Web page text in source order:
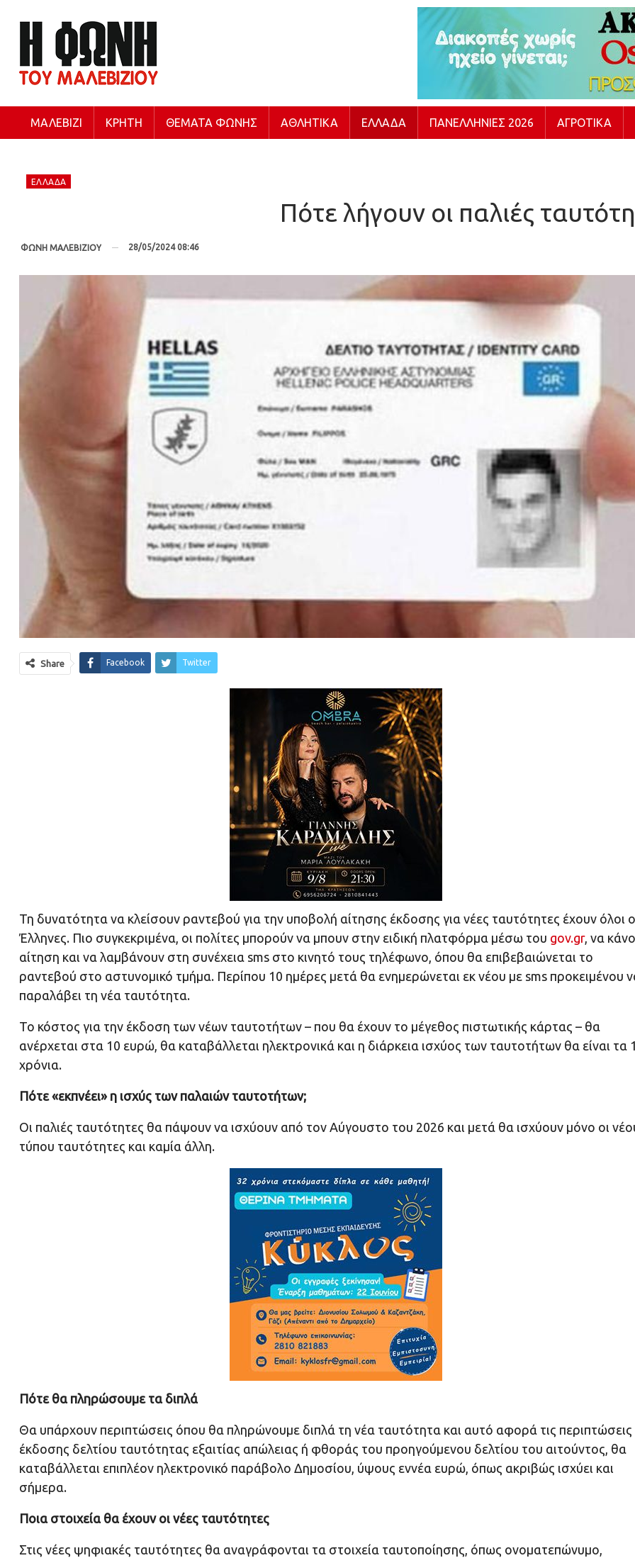
ΜΑΛΕΒΊΖΙ ΚΡΉΤΗ ΘΈΜΑΤΑ ΦΩΝΉΣ ΑΘΛΗΤΙΚΆ ΕΛΛΆΔΑ ΠΑΝΕΛΛΉΝΙΕΣ 2026 ΑΓΡΟΤΙΚΆ
ΕΛΛΆΔΑ
Πότε λήγουν οι παλιές
ΦΩΝΗ ΜΑΛΕΒΙΖΙΟΥ 28/05/2024 08:46
Share Facebook Twitter
Τη δυνατότητα να κλείσουν ραντεβού για την υποβολή αίτησης έκδοσης για νέες ταυτότητες έχουν όλοι
Έλληνες. Πιο συγκεκριμένα, οι πολίτες μπορούν να μπουν στην ειδική πλατφόρμα μέσω του gov.gr, να
αίτηση και να λαμβάνουν στη συνέχεια sms στο κινητό τους τηλέφωνο, όπου θα επιβεβαιώνεται το
ραντεβού στο αστυνομικό τμήμα. Περίπου 10 ημέρες μετά θα ενημερώνεται εκ νέου με sms προκειμένου
παραλάβει τη νέα ταυτότητα.
Το κόστος για την έκδοση των νέων ταυτοτήτων – που θα έχουν το μέγεθος πιστωτικής κάρτας – θα
ανέρχεται στα 10 ευρώ, θα καταβάλλεται ηλεκτρονικά και η διάρκεια ισχύος των ταυτοτήτων θα είναι τα
χρόνια.
Πότε «εκπνέει» η ισχύς των παλαιών ταυτοτήτων;
Οι παλιές ταυτότητες θα πάψουν να ισχύουν από τον Αύγουστο του 2026 και μετά θα ισχύουν μόνο οι
τύπου ταυτότητες και καμία άλλη.
Πότε θα πληρώσουμε τα διπλά
Θα υπάρχουν περιπτώσεις όπου θα πληρώνουμε διπλά τη νέα ταυτότητα και αυτό αφορά τις περιπτώσεις
έκδοσης δελτίου ταυτότητας εξαιτίας απώλειας ή φθοράς του προηγούμενου δελτίου του αιτούντος, θα
καταβάλλεται επιπλέον ηλεκτρονικό παράβολο Δημοσίου, ύψους εννέα ευρώ, όπως ακριβώς ισχύει και
σήμερα.
Ποια στοιχεία θα έχουν οι νέες ταυτότητες
Στις νέες ψηφιακές ταυτότητες θα αναγράφονται τα στοιχεία ταυτοποίησης, όπως ονοματεπώνυμο,